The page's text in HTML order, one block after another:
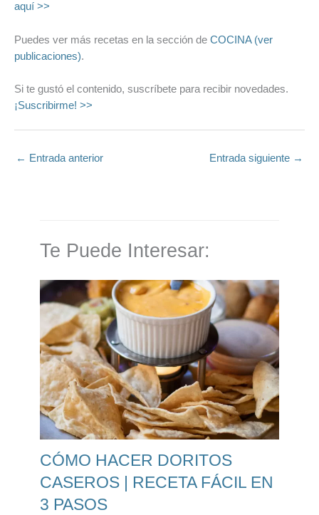
aquí >>
Puedes ver más recetas en la sección de COCINA (ver
publicaciones).
Si te gustó el contenido, suscríbete para recibir novedades.
¡Suscribirme! >>
← Entrada anterior Entrada siguiente →
Te Puede Interesar:
CÓMO HACER DORITOS
CASEROS | RECETA FÁCIL EN
3 PASOS